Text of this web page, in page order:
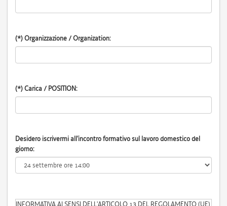
(*) Organizzazione / Organization:
(*) Carica / POSITION:
Desidero iscrivermi all'incontro formativo sul lavoro domestico del
giorno:
INFORMATIVA AI SENSI DELL'ARTICOLO 13 DEL REGOLAMENTO (UE)